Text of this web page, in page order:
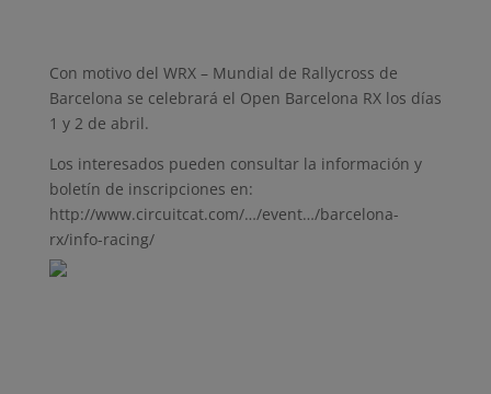
Con motivo del WRX – Mundial de Rallycross de
Barcelona se celebrará el Open Barcelona RX los días
1 y 2 de abril.
Los interesados pueden consultar la información y
boletín de inscripciones en:
http://www.circuitcat.com/…/event…/barcelona-
rx/info-racing/